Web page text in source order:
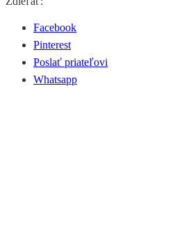
Facebook
Pinterest
Poslať priateľovi
Whatsapp